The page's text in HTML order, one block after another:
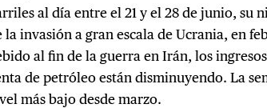
al día entre el 21 y el 28 de junio, su
la invasión a gran escala de Ucrania, en
al fin de la guerra en Irán, los
de petróleo están disminuyendo. La
más bajo desde marzo.